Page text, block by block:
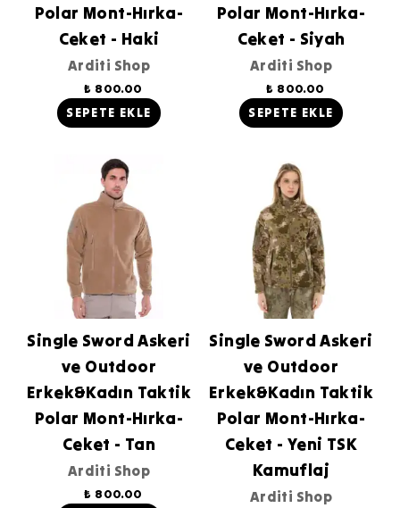
Polar Mont-Hırka-
Ceket - Haki
Arditi Shop
₺ 800.00
SEPETE EKLE
Polar Mont-Hırka-
Ceket - Siyah
Arditi Shop
₺ 800.00
SEPETE EKLE
Single Sword Askeri
ve Outdoor
Erkek&Kadın Taktik
Polar Mont-Hırka-
Ceket - Tan
Arditi Shop
₺ 800.00
Single Sword Askeri
ve Outdoor
Erkek&Kadın Taktik
Polar Mont-Hırka-
Ceket - Yeni TSK
Kamuflaj
Arditi Shop